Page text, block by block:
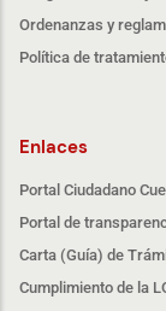
Ordenanzas y
Política de
Enlaces
Portal Ciudadano
Portal de
Carta (Guía) de
Cumplimiento de la